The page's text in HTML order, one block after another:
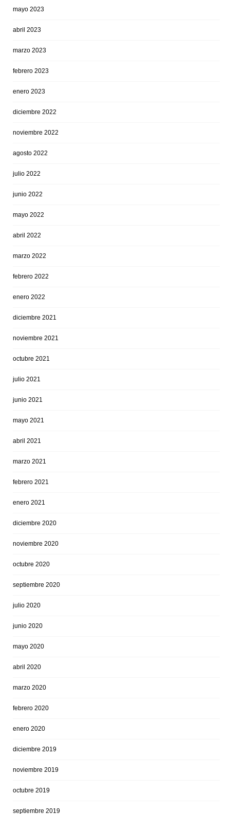
mayo 2023
abril 2023
marzo 2023
febrero 2023
enero 2023
diciembre 2022
noviembre 2022
agosto 2022
julio 2022
junio 2022
mayo 2022
abril 2022
marzo 2022
febrero 2022
enero 2022
diciembre 2021
noviembre 2021
octubre 2021
julio 2021
junio 2021
mayo 2021
abril 2021
marzo 2021
febrero 2021
enero 2021
diciembre 2020
noviembre 2020
octubre 2020
septiembre 2020
julio 2020
junio 2020
mayo 2020
abril 2020
marzo 2020
febrero 2020
enero 2020
diciembre 2019
noviembre 2019
octubre 2019
septiembre 2019